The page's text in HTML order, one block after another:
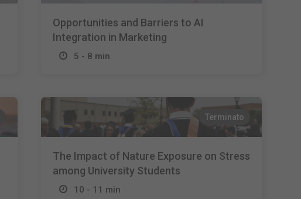
Opportunities and Barriers to AI
Integration in Marketing
5 - 8 min
Terminato
The Impact of Nature Exposure on Stress
among University Students
10 - 11 min